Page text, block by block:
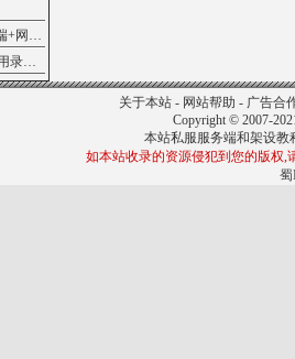
冰冰制作发布武魂商业服务端+网站...
武魂一键服务端+客户端+使用录像...
关于本站- 网站帮助 - 广告合
Copyright © 2007-
本站私服服务端和架设教
如本站收录的资源侵犯到您的版权,
蜀